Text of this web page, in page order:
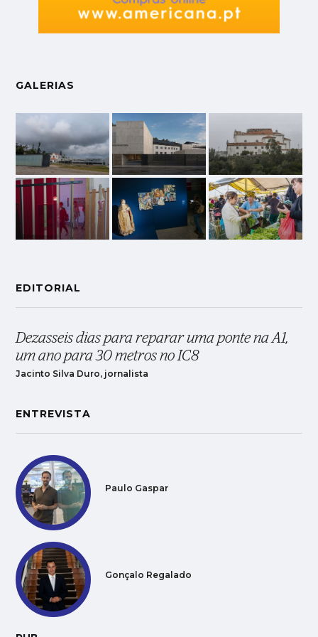
GALERIAS
EDITORIAL
Dezasseis dias para reparar uma ponte na A1,
um ano para 30 metros no IC8
Jacinto Silva Duro, jornalista
ENTREVISTA
Paulo Gaspar
Gonçalo Regalado